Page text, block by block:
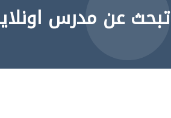
تبحث عن مدرس